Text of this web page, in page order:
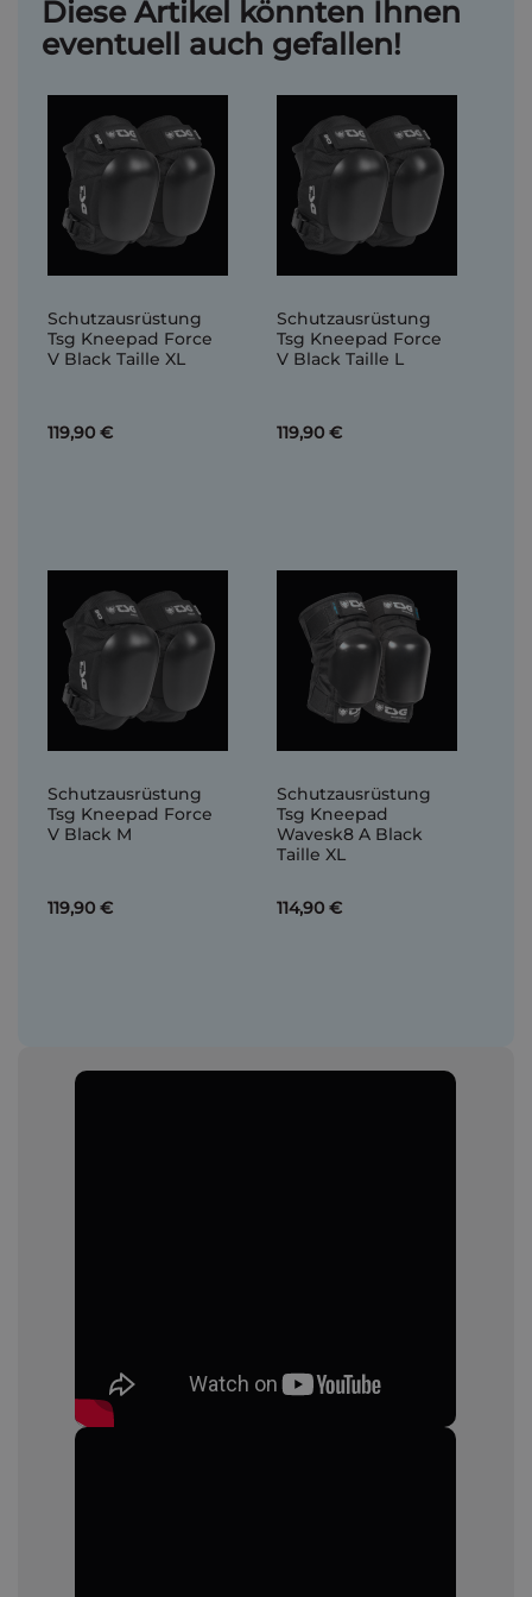
Diese Artikel könnten Ihnen
eventuell auch gefallen!
Schutzausrüstung
Tsg Kneepad Force
V Black Taille XL
119,90 €
Schutzausrüstung
Tsg Kneepad Force
V Black Taille L
119,90 €
Schutzausrüstung
Tsg Kneepad Force
V Black M
119,90 €
Schutzausrüstung
Tsg Kneepad
Wavesk8 A Black
Taille XL
114,90 €